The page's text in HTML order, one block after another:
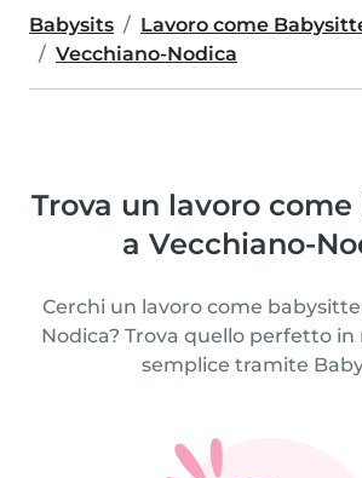
Babysits
Lavoro come
Vecchiano-Nodica
Trova un lavoro
a Vecchiano-
Cerchi un lavoro come
Nodica? Trova quello perfetto in
semplice tramite